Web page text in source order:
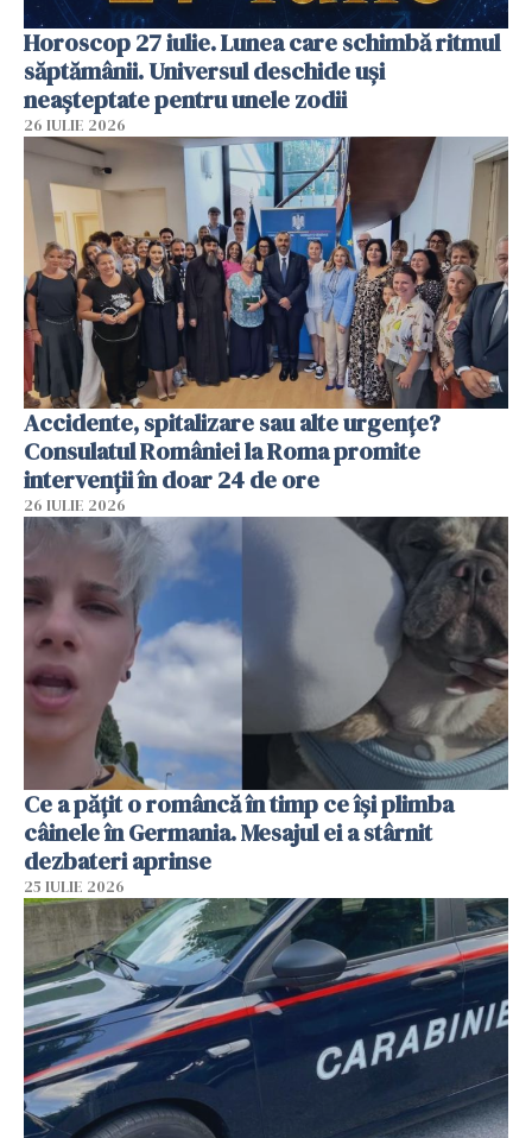
Horoscop 27 iulie. Lunea care schimbă ritmul
săptămânii. Universul deschide uși
neașteptate pentru unele zodii
26 IULIE 2026
Accidente, spitalizare sau alte urgențe?
Consulatul României la Roma promite
intervenții în doar 24 de ore
26 IULIE 2026
Ce a pățit o româncă în timp ce își plimba
câinele în Germania. Mesajul ei a stârnit
dezbateri aprinse
25 IULIE 2026